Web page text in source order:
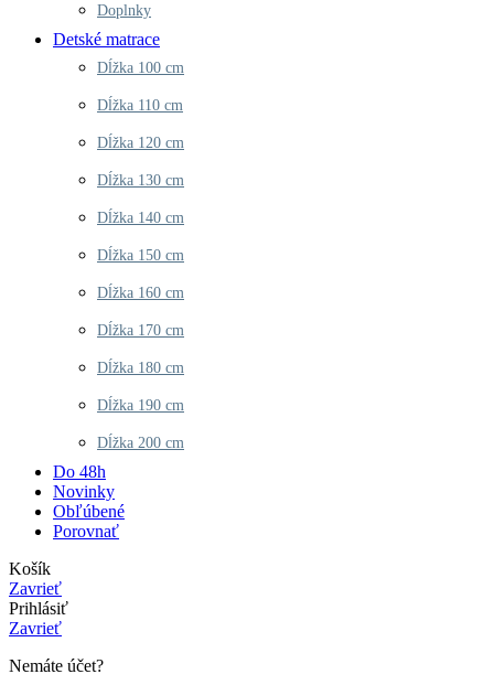
Doplnky
Detské matrace
Dĺžka 100 cm
Dĺžka 110 cm
Dĺžka 120 cm
Dĺžka 130 cm
Dĺžka 140 cm
Dĺžka 150 cm
Dĺžka 160 cm
Dĺžka 170 cm
Dĺžka 180 cm
Dĺžka 190 cm
Dĺžka 200 cm
Do 48h
Novinky
Obľúbené
Porovnať
Košík
Zavrieť
Prihlásiť
Zavrieť
Nemáte účet?